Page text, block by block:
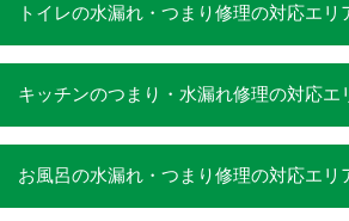
トイレの水漏れ・つまり修理の対応エリ
キッチンのつまり・水漏れ修理の対応エ
お風呂の水漏れ・つまり修理の対応エリ